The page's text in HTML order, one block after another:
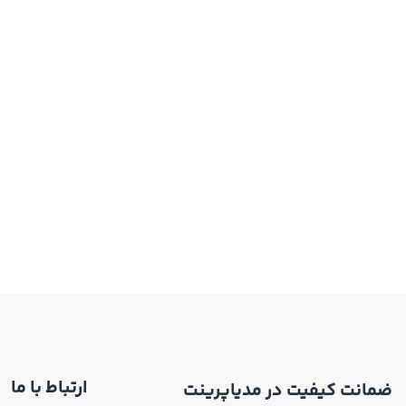
ضمانت کیفیت در مدیاپرینت ارتباط با ما